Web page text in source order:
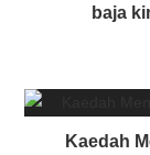
baja
Kaedah